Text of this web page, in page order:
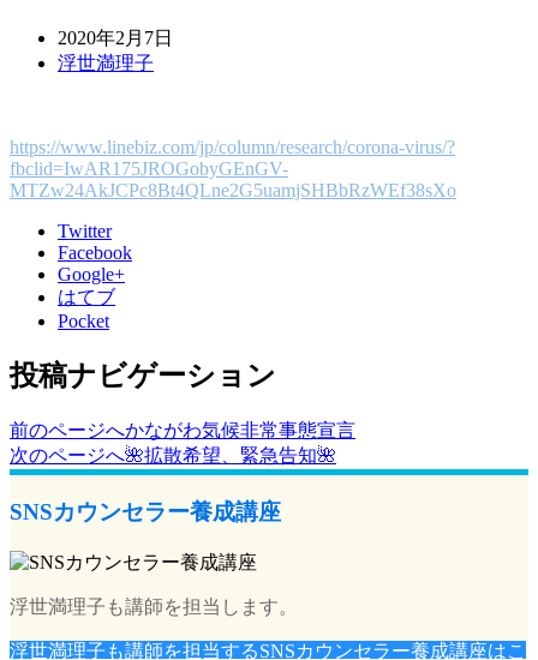
2020年2月7日
浮世満理子
https://www.linebiz.com/jp/column/research/corona-virus/?
fbclid=IwAR175JROGobyGEnGV-
MTZw24AkJCPc8Bt4QLne2G5uamjSHBbRzWEf38sXo
Twitter
Facebook
Google+
はてブ
Pocket
投稿ナビゲーション
前のページへかながわ気候非常事態宣言
次のページへ🌺拡散希望、緊急告知🌺
SNSカウンセラー養成講座
浮世満理子も講師を担当します。
浮世満理子も講師を担当するSNSカウンセラー養成講座はこ